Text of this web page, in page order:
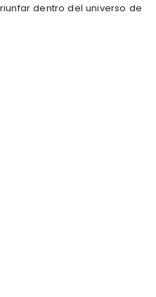
dentro del universo de